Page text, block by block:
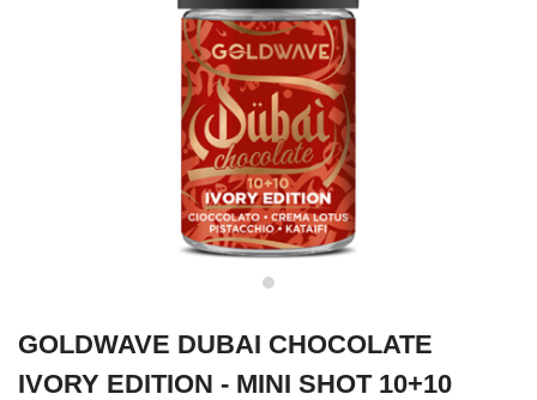
GOLDWAVE DUBAI CHOCOLATE
IVORY EDITION - MINI SHOT 10+10